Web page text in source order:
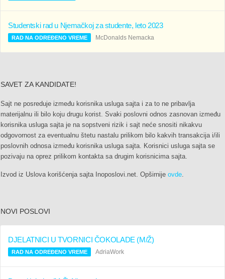
Studentski rad u Njemačkoj za studente, leto 2023
RAD NA ODREĐENO VREME McDonalds Nemacka
SAVET ZA KANDIDATE!
Sajt ne posreduje između korisnika usluga sajta i za to ne pribavlja
materijalnu ili bilo koju drugu korist. Svaki poslovni odnos zasnovan između
korisnika usluga sajta je na sopstveni rizik i sajt neće snositi nikakvu
odgovornost za eventualnu štetu nastalu prilikom bilo kakvih transakcija i/ili
poslovnih odnosa između korisnika usluga sajta. Korisnici usluga sajta se
pozivaju na oprez prilikom kontakta sa drugim korisnicima sajta.
Izvod iz Uslova korišćenja sajta Inoposlovi.net. Opširnije ovde.
NOVI POSLOVI
DJELATNICI U TVORNICI ČOKOLADE (M/Ž)
RAD NA ODREĐENO VREME AdriaWork